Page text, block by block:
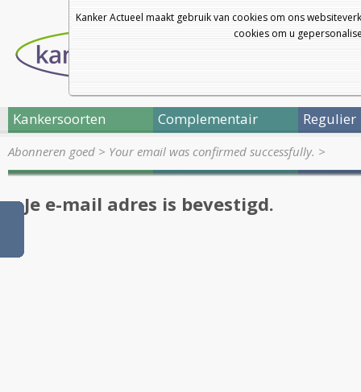
Kanker Actueel maakt gebruik van cookies om ons
cookies om u
Kankersoorten Complementair Regulier
Abonneren goed > Your email was confirmed successfully. >
Je e-mail adres is bevestigd.